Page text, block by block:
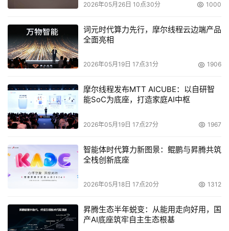
华为手机的“查找设备”App，远程定位电脑所在的具体地点
和楼层信息，并跟随导航指引快速找到电脑。如果你的华为
手机支持星闪查找，还可以在接近电脑遗失位置时，通过星
闪查找直观的方向和距离指引精准定位电脑的位置，即使设
备关机，星闪查找一样能够定位。若不幸无法找回电脑，还
远程擦除电脑的数据，保证自己的数据安全。专属的3个月
200GB云空间，更是让你告别存储空间焦虑，图片视频随
心保存。
大屏形态解锁观影阅读新姿势，沉浸感拉满
开后达18英寸的HUAWEI MateBook Fold 非凡大师，堪称
观影追剧与数字阅读的黄金搭档，大屏体验超沉浸。同时支
2026年05月26日 10点30分 1000
词元时代算力先行，摩尔线程云边端产品
全面亮相
2026年05月19日 17点31分 1906
摩尔线程发布MTT AICUBE：以自研智
能SoC为底座，打造家庭AI中枢
2026年05月19日 17点27分 1967
智能体时代算力新图景：鲲鹏与昇腾共筑
全栈创新底座
2026年05月18日 17点20分 1312
昇腾生态半年蜕变：从能用走向好用，国
产AI底座筑牢自主生态根基